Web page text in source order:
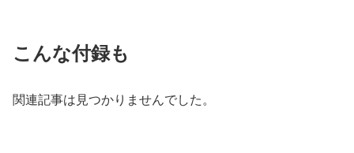
こんな付録も
関連記事は見つかりませんでした。